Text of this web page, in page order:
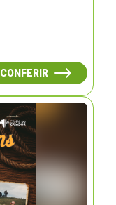
CONFERIR